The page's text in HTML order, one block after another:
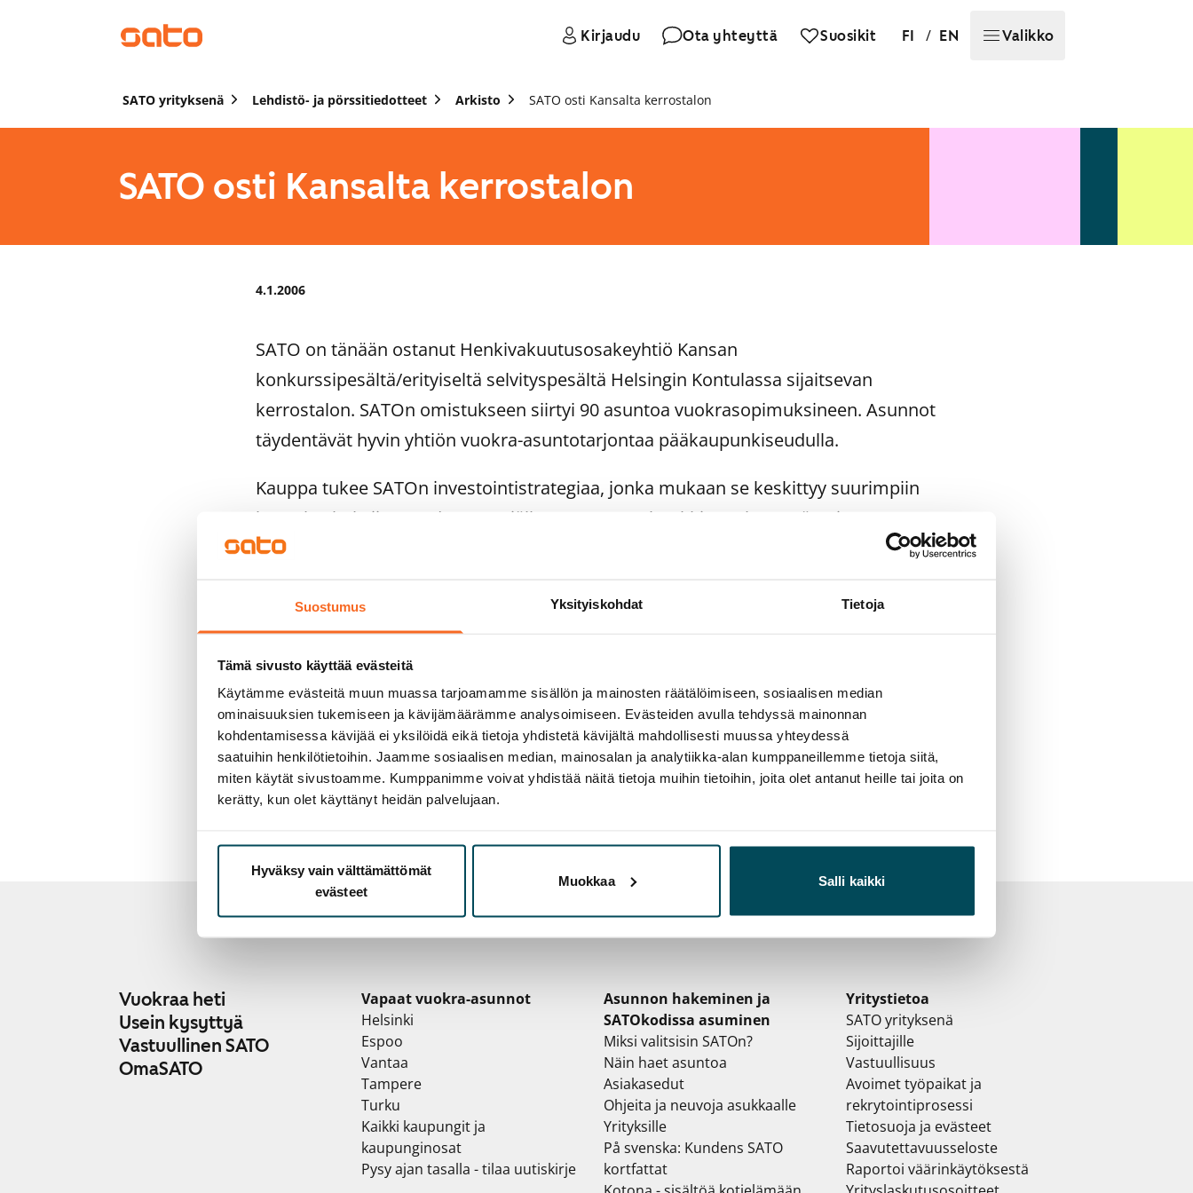
Suostumus Yksityiskohdat Tietoja
Tämä sivusto käyttää evästeitä
Käytämme evästeitä muun muassa tarjoamamme sisällön ja mainosten räätälöimiseen, sosiaalisen median
ominaisuuksien tukemiseen ja kävijämäärämme analysoimiseen. Evästeiden avulla tehdyssä mainonnan
kohdentamisessa kävijää ei yksilöidä eikä tietoja yhdistetä kävijältä mahdollisesti muussa yhteydessä
saatuihin henkilötietoihin. Jaamme sosiaalisen median, mainosalan ja analytiikka-alan kumppaneillemme tietoja siitä,
miten käytät sivustoamme. Kumppanimme voivat yhdistää näitä tietoja muihin tietoihin, joita olet antanut heille tai joita on
kerätty, kun olet käyttänyt heidän palvelujaan.
Hyväksy vain välttämättömät
evästeet
Muokkaa Salli kaikki
Kirjaudu Ota yhteyttä Suosikit FI / EN Valikko
SATO yrityksenä Lehdistö- ja pörssitiedotteet Arkisto SATO osti Kansalta kerrostalon
SATO osti Kansalta kerrostalon
4.1.2006
SATO on tänään ostanut Henkivakuutusosakeyhtiö Kansan
konkurssipesältä/erityiseltä selvityspesältä Helsingin Kontulassa sijaitsevan
kerrostalon. SATOn omistukseen siirtyi 90 asuntoa vuokrasopimuksineen. Asunnot
täydentävät hyvin yhtiön vuokra-asuntotarjontaa pääkaupunkiseudulla.
Kauppa tukee SATOn investointistrategiaa, jonka mukaan se keskittyy suurimpiin
kasvukeskuksiin. Vuoden 2002 jälkeen SATO on hankkinut yhteensä noin 5 000
asuntoa vanhasta asuntokannasta eri yrityksiltä ja institutionaalisilta omistajilta.
Lisätietoja:
SATO Oyj
Toimitusjohtaja Erkka Valkila, puhelin 0201 34 4001, gsm 050 62 050
Toimialajohtaja Tuula Entelä, asuntosijoittaminen, puhelin 0201 34 4007, gsm 0400
612 914
Vuokraa heti
Usein kysyttyä
Vastuullinen SATO
OmaSATO
Vapaat vuokra-asunnot
Helsinki
Espoo
Vantaa
Tampere
Turku
Kaikki kaupungit ja
kaupunginosat
Pysy ajan tasalla - tilaa uutiskirje
Asunnon hakeminen ja
SATOkodissa asuminen
Miksi valitsisin SATOn?
Näin haet asuntoa
Asiakasedut
Ohjeita ja neuvoja asukkaalle
Yrityksille
På svenska: Kundens SATO
kortfattat
Yritystietoa
SATO yrityksenä
Sijoittajille
Vastuullisuus
Avoimet työpaikat ja
rekrytointiprosessi
Tietosuoja ja evästeet
Saavutettavuusseloste
Raportoi väärinkäytöksestä